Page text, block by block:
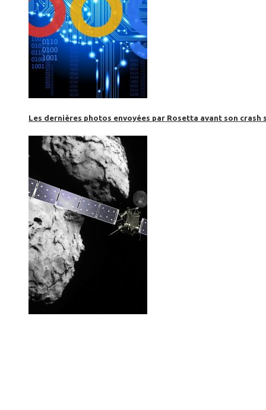
Les dernières photos envoyées par Rosetta avant son crash